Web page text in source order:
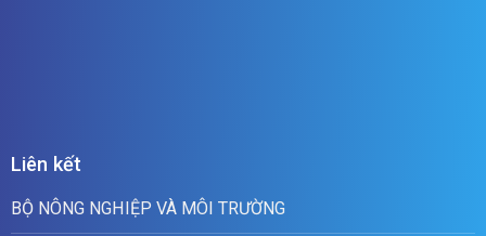
Liên kết
BỘ NÔNG NGHIỆP VÀ MÔI TRƯỜNG